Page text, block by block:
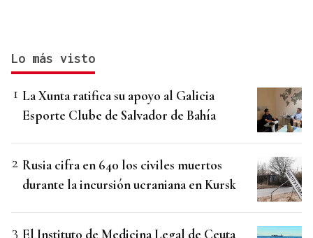
Lo más visto
La Xunta ratifica su apoyo al Galicia
Esporte Clube de Salvador de Bahía
Rusia cifra en 640 los civiles muertos
durante la incursión ucraniana en Kursk
El Instituto de Medicina Legal de Ceuta